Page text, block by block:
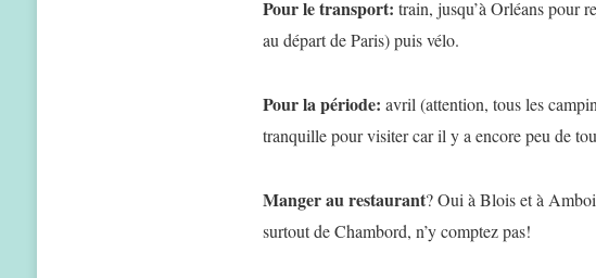
Pour le transport: train, jusqu’à Orléans pour
au départ de Paris) puis vélo.
Pour la période: avril (attention, tous les
tranquille pour visiter car il y a encore peu de
Manger au restaurant? Oui à Blois et à
surtout de Chambord, n’y comptez pas!